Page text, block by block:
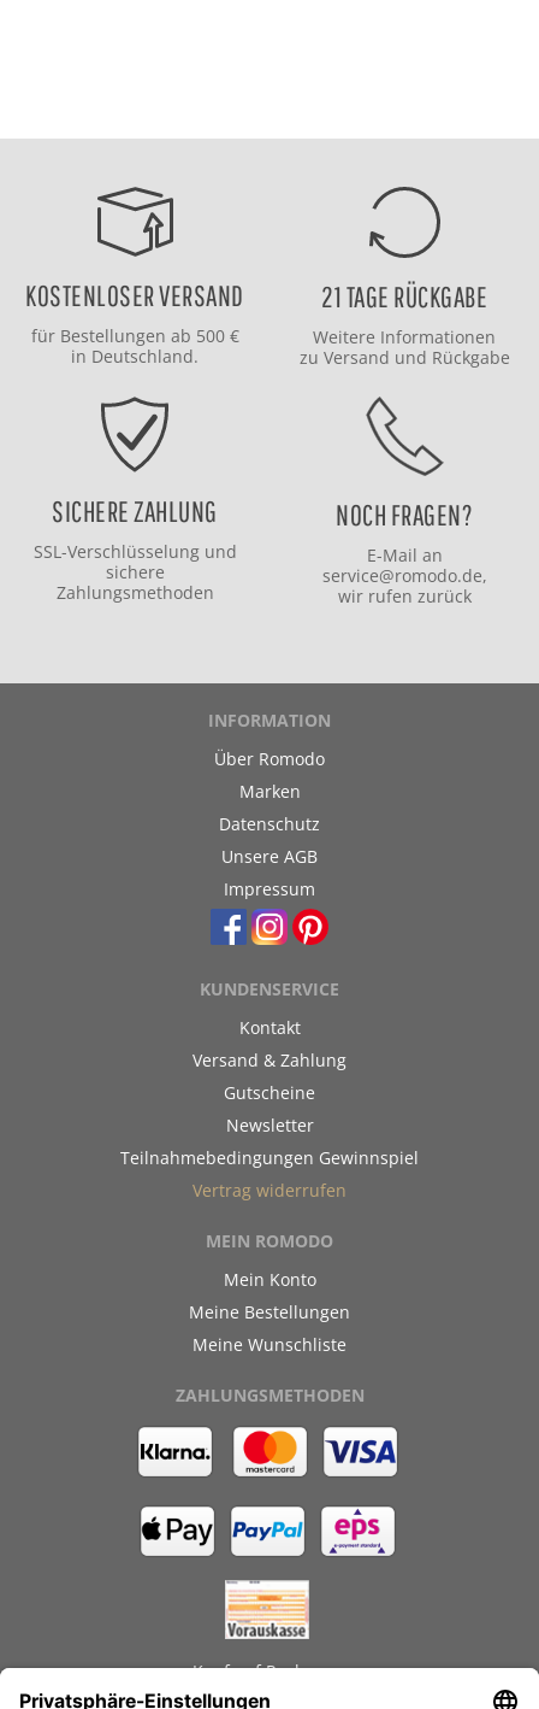
KOSTENLOSER VERSAND
für Bestellungen ab 500 €
in Deutschland.
21 TAGE RÜCKGABE
Weitere Informationen
zu Versand und Rückgabe
SICHERE ZAHLUNG
SSL-Verschlüsselung und
sichere
Zahlungsmethoden
NOCH FRAGEN?
E-Mail an
service@romodo.de,
wir rufen zurück
INFORMATION
Über Romodo
Marken
Datenschutz
Unsere AGB
Impressum
KUNDENSERVICE
Kontakt
Versand & Zahlung
Gutscheine
Newsletter
Teilnahmebedingungen Gewinnspiel
Vertrag widerrufen
MEIN ROMODO
Mein Konto
Meine Bestellungen
Meine Wunschliste
ZAHLUNGSMETHODEN
Kauf auf Rechnung